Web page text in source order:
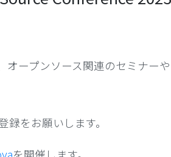
ープンソース関連のセミナー
をお願いします。